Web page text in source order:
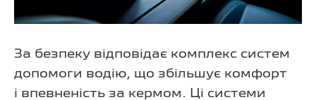
За безпеку відповідає комплекс систем
допомоги водію, що збільшує комфорт
і впевненість за кермом. Ці системи